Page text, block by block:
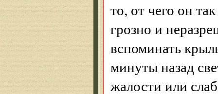
то, от чего он
грозно и
вспоминать
минуты назад
жалости или